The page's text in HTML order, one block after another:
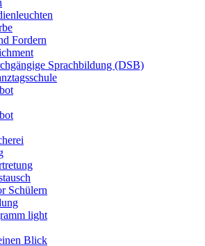
Fordern
Sprachbildung (DSB)
Schülern
light
Blick